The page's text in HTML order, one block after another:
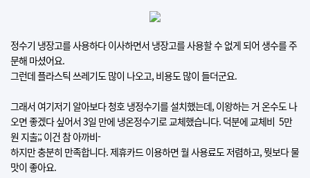
정수기 냉장고를 사용하다 이사하면서 냉장고를 사용할 수 없게 되어 생수를 주
문해 마셨어요.
그런데 플라스틱 쓰레기도 많이 나오고, 비용도 많이 들더군요.
그래서 여기저기 알아보다 청호 냉정수기를 설치했는데, 이왕하는 거 온수도 나
오면 좋겠다 싶어서 3일 만에 냉온정수기로 교체했습니다. 덕분에 교체비 5만
원 지출;; 이건 참 아까비-
하지만 충분히 만족합니다. 제휴카드 이용하면 월 사용료도 저렴하고, 뭣보다 물
맛이 좋아요.